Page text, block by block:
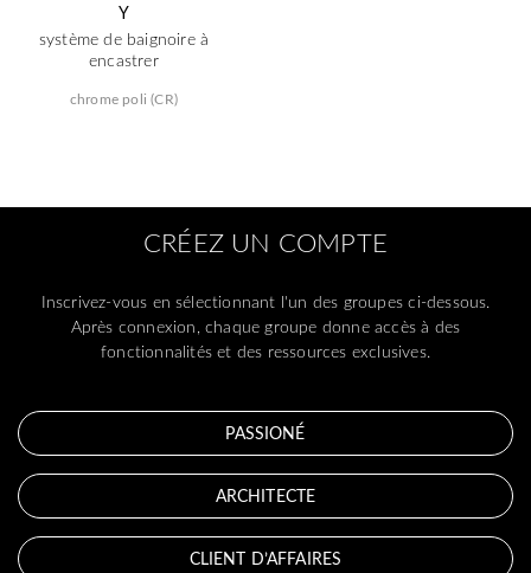
Y
système de baignoire à
encastrer
chrome poli (CR)
CRÉEZ UN COMPTE
Inscrivez-vous en sélectionnant l'un des groupes ci-dessous.
Après connexion, chaque groupe donne accès à des
fonctionnalités et des ressources exclusives.
PASSIONÉ
ARCHITECTE
CLIENT D’AFFAIRES